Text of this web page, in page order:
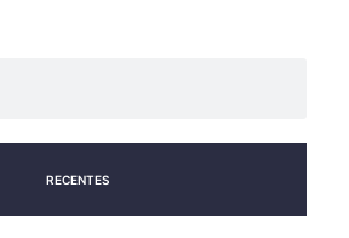
RECENTES